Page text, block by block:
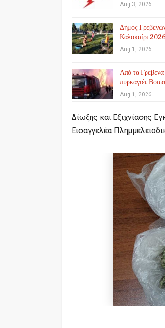
Aug 3, 2026
Δήμος
Καλοκαίρι
Aug 1, 2026
Από τα Γρεβενά
πυρκαγιές
Aug 1, 2026
Δίωξης και Εξιχνίασης
Εισαγγελέα